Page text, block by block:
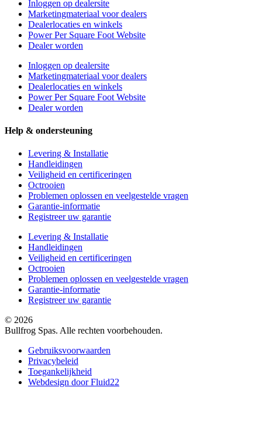
Inloggen op dealersite
Marketingmateriaal voor dealers
Dealerlocaties en winkels
Power Per Square Foot Website
Dealer worden
Inloggen op dealersite
Marketingmateriaal voor dealers
Dealerlocaties en winkels
Power Per Square Foot Website
Dealer worden
Help & ondersteuning
Levering & Installatie
Handleidingen
Veiligheid en certificeringen
Octrooien
Problemen oplossen en veelgestelde vragen
Garantie-informatie
Registreer uw garantie
Levering & Installatie
Handleidingen
Veiligheid en certificeringen
Octrooien
Problemen oplossen en veelgestelde vragen
Garantie-informatie
Registreer uw garantie
© 2026
Bullfrog Spas. Alle rechten voorbehouden.
Gebruiksvoorwaarden
Privacybeleid
Toegankelijkheid
Webdesign door Fluid22